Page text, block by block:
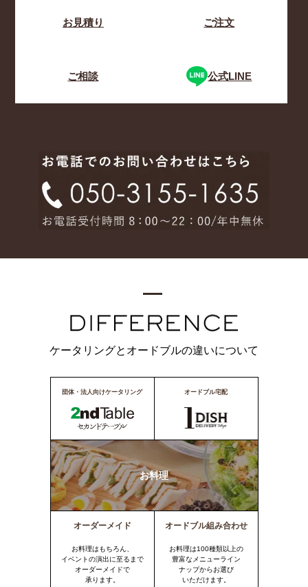
お見積り ご注文
ご相談 公式LINE
ケータリングとオードブルの違いについて
団体・法人向けケータリング オードブル宅配
お料理
オーダーメイド
お料理はもちろん、
イベントの演出に至るまで
オーダーメイドで
承ります。
オードブル組み合わせ
お料理は100種類以上の
豊富なメニューライン
ナップからお選び
いただけます。